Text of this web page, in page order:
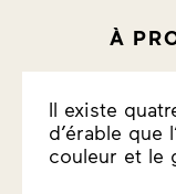
À
Il existe
d’érable que
couleur et le